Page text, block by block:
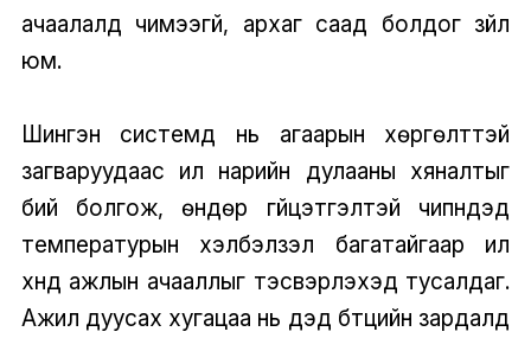
ачаалалд чимээгүй, архаг саад болдог зүйл
юм.
Шингэн системүүд нь агаарын хөргөлттэй
загваруудаас илүү нарийн дулааны хяналтыг
бий болгож, өндөр гүйцэтгэлтэй чипнүүдэд
температурын хэлбэлзэл багатайгаар илүү
хүнд ажлын ачааллыг тэсвэрлэхэд тусалдаг.
Ажил дуусах хугацаа нь дэд бүтцийн зардалд